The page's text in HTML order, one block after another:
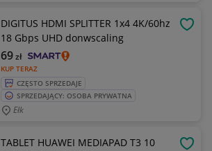
DIGITUS HDMI SPLITTER 1x4 4K/60hz
18 Gbps UHD donwscaling
KUP TERAZ
69zł
CZĘSTO SPRZEDAJE
SPRZEDAJĄCY: OSOBA PRYWATNA
Ełk
TABLET HUAWEI MEDIAPAD T3 10